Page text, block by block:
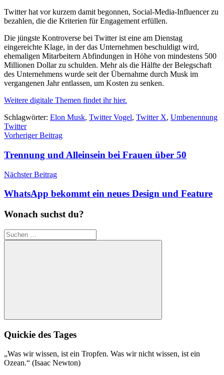
Twitter hat vor kurzem damit begonnen, Social-Media-Influencer zu
bezahlen, die die Kriterien für Engagement erfüllen.
Die jüngste Kontroverse bei Twitter ist eine am Dienstag
eingereichte Klage, in der das Unternehmen beschuldigt wird,
ehemaligen Mitarbeitern Abfindungen in Höhe von mindestens 500
Millionen Dollar zu schulden. Mehr als die Hälfte der Belegschaft
des Unternehmens wurde seit der Übernahme durch Musk im
vergangenen Jahr entlassen, um Kosten zu senken.
Weitere digitale Themen findet ihr hier.
Schlagwörter: Elon Musk, Twitter Vogel, Twitter X, Umbenennung
Twitter
Beitragsnavigation
Vorheriger Beitrag
Trennung und Alleinsein bei Frauen über 50
Nächster Beitrag
WhatsApp bekommt ein neues Design und Feature
Wonach suchst du?
Suchen
nach:
Suchen
Quickie des Tages
„Was wir wissen, ist ein Tropfen. Was wir nicht wissen, ist ein
Ozean.“ (Isaac Newton)